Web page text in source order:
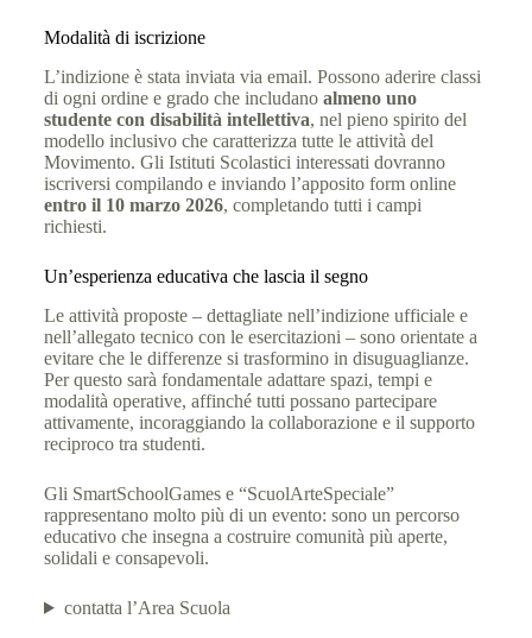
Modalità di iscrizione
L’indizione è stata inviata via email. Possono aderire classi
di ogni ordine e grado che includano almeno uno
studente con disabilità intellettiva, nel pieno spirito del
modello inclusivo che caratterizza tutte le attività del
Movimento. Gli Istituti Scolastici interessati dovranno
iscriversi compilando e inviando l’apposito form online
entro il 10 marzo 2026, completando tutti i campi
richiesti.
Un’esperienza educativa che lascia il segno
Le attività proposte – dettagliate nell’indizione ufficiale e
nell’allegato tecnico con le esercitazioni – sono orientate a
evitare che le differenze si trasformino in disuguaglianze.
Per questo sarà fondamentale adattare spazi, tempi e
modalità operative, affinché tutti possano partecipare
attivamente, incoraggiando la collaborazione e il supporto
reciproco tra studenti.
Gli SmartSchoolGames e “ScuolArteSpeciale”
rappresentano molto più di un evento: sono un percorso
educativo che insegna a costruire comunità più aperte,
solidali e consapevoli.
contatta l’Area Scuola